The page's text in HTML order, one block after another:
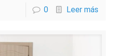
0 Leer más